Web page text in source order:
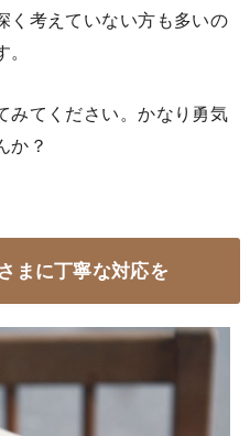
く考えていない方も多いの
みてください。かなり勇気
か？
まに丁寧な対応を